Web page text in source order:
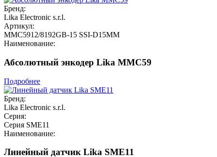
Бренд:
Lika Electronic s.r.l.
Артикул:
MMC5912/8192GB-15 SSI-D15MM
Наименование:
Абсолютный энкодер Lika MMC59
Подробнее
Бренд:
Lika Electronic s.r.l.
Серия:
Серия SME11
Наименование:
Линейный датчик Lika SME11